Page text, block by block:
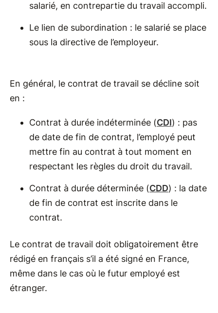
salarié, en contrepartie du travail accompli.
Le lien de subordination : le salarié se place
sous la directive de l’employeur.
En général, le contrat de travail se décline soit
en :
Contrat à durée indéterminée (CDI) : pas
de date de fin de contrat, l’employé peut
mettre fin au contrat à tout moment en
respectant les règles du droit du travail.
Contrat à durée déterminée (CDD) : la date
de fin de contrat est inscrite dans le
contrat.
Le contrat de travail doit obligatoirement être
rédigé en français s’il a été signé en France,
même dans le cas où le futur employé est
étranger.